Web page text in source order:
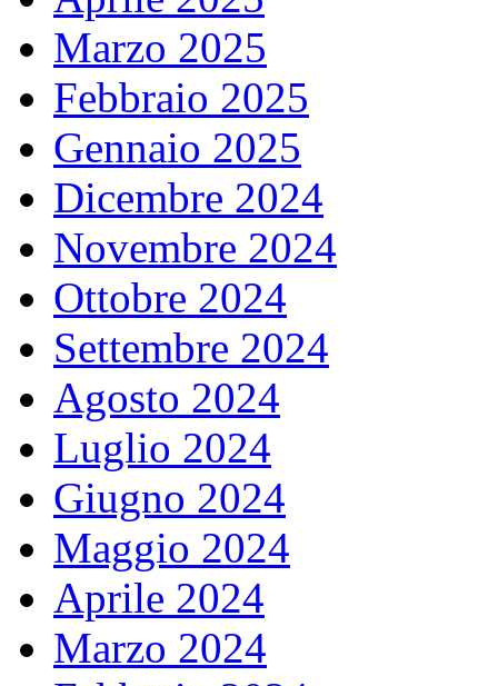
Marzo 2025
Febbraio 2025
Gennaio 2025
Dicembre 2024
Novembre 2024
Ottobre 2024
Settembre 2024
Agosto 2024
Luglio 2024
Giugno 2024
Maggio 2024
Aprile 2024
Marzo 2024